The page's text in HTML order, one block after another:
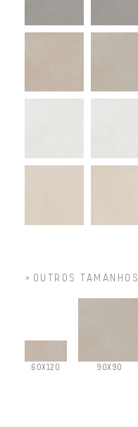
OUTROS TAMANHOS
60X120 90X90